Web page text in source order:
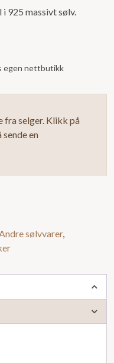
925 massivt sølv.
egen nettbutikk
selger. Klikk på
en
Andre sølvvarer,